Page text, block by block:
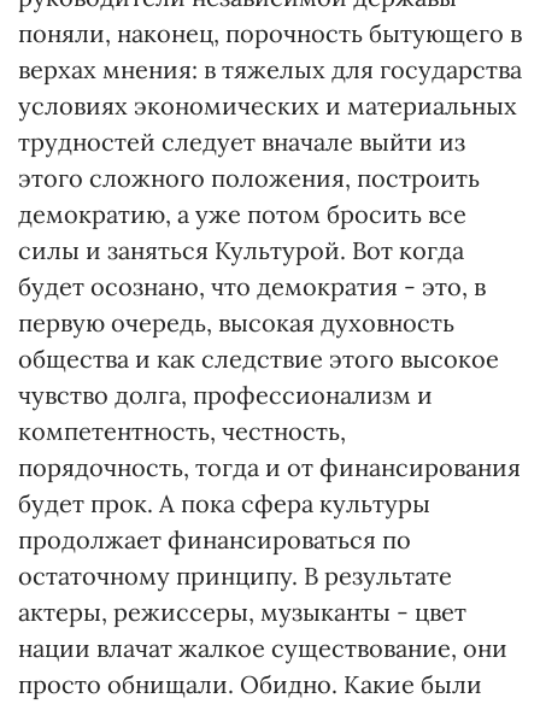
поняли, наконец, порочность бытующего в
верхах мнения: в тяжелых для государства
условиях экономических и материальных
трудностей следует вначале выйти из
этого сложного положения, построить
демократию, а уже потом бросить все
силы и заняться Культурой. Вот когда
будет осознано, что демократия - это, в
первую очередь, высокая духовность
общества и как следствие этого высокое
чувство долга, профессионализм и
компетентность, честность,
порядочность, тогда и от финансирования
будет прок. А пока сфера культуры
продолжает финансироваться по
остаточному принципу. В результате
актеры, режиссеры, музыканты - цвет
нации влачат жалкое существование, они
просто обнищали. Обидно. Какие были